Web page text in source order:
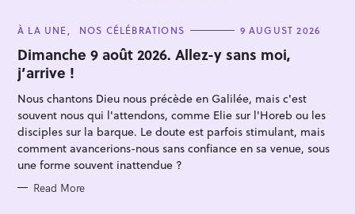
C
T
E
G
O
I
E
S
À LA UNE NOS CÉLÉBRATIONS 9 AUGUST 2026
Dimanche 9 août 2026. Allez-y sans moi,
j’arrive !
Nous chantons Dieu nous précède en Galilée, mais c'est
souvent nous qui l'attendons, comme Elie sur l'Horeb ou les
disciples sur la barque. Le doute est parfois stimulant, mais
comment avancerions-nous sans confiance en sa venue, sous
une forme souvent inattendue ?
Read More
S